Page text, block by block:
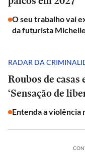
O seu trabalho vai
da futurista
RADAR DA
Roubos de
‘Sensação de
Entenda a violência